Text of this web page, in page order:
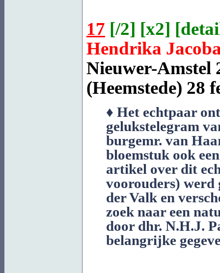
17 [/2] [x2] [
Hendrika
Nieuwer-Amstel
(Heemstede) 28
♦ Het echtpaar
gelukstelegram
burgemr. van
bloemstuk ook
artikel over dit
voorouders) werd
der Valk en
zoek naar een
door dhr. N.H.J.
belangrijke